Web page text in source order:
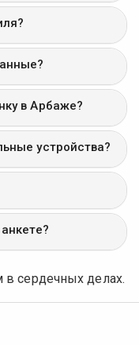
в Арбаже?
устройства?
в сердечных делах.